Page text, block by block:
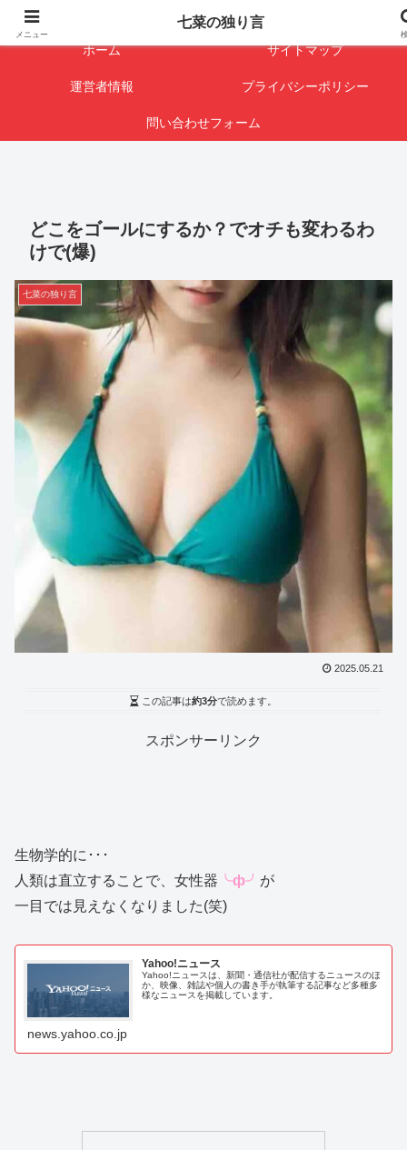
闇を暴けば･･･表になります
ホーム サイトマップ
運営者情報 プライバシーポリシー
問い合わせフォーム
どこをゴールにするか？でオチも変わるわ
けで(爆)
七菜の独り言
2025.05.21
この記事は約3分で読めます。
スポンサーリンク
生物学的に･･･
人類は直立することで、女性器 ╰ф╯ が
一目では見えなくなりました(笑)
Yahoo!ニュース
Yahoo!ニュースは、新聞・通信社が配信するニュースのほ
か、映像、雑誌や個人の書き手が執筆する記事など多種多
様なニュースを掲載しています。
news.yahoo.co.jp
メニュー
七菜の独り言